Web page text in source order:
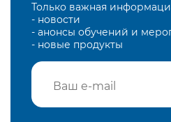
Только важная
- новости
- анонсы обучений и
- новые продукты